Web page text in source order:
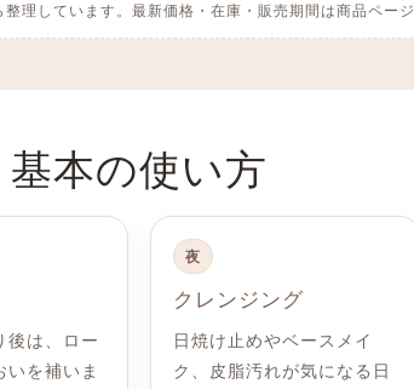
理しています。最新価格・在庫・販売期間は商品ページ
基本の使い方
後は、ロー
いを補いま
夜
クレンジング
日焼け止めやベースメイ
ク、皮脂汚れが気になる日